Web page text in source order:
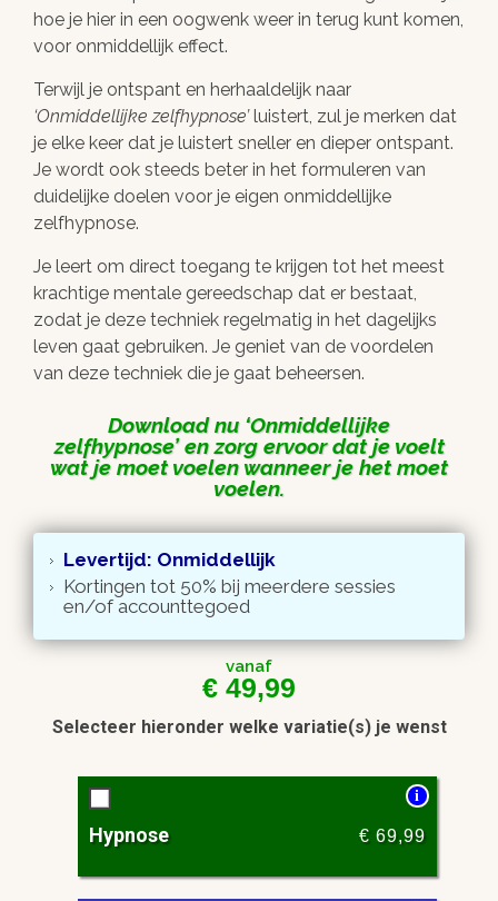
hoe je hier in een oogwenk weer in terug kunt komen,
voor onmiddellijk effect.
Terwijl je ontspant en herhaaldelijk naar
Onmiddellijke zelfhypnoseluistert, zul je merken dat
je elke keer dat je luistert sneller en dieper ontspant.
Je wordt ook steeds beter in het formuleren van
duidelijke doelen voor je eigen onmiddellijke
zelfhypnose.
Je leert om direct toegang te krijgen tot het meest
krachtige mentale gereedschap dat er bestaat,
zodat je deze techniek regelmatig in het dagelijks
leven gaat gebruiken. Je geniet van de voordelen
van deze techniek die je gaat beheersen.
Download nu Onmiddellijke
zelfhypnose en zorg ervoor dat je voelt
wat je moet voelen wanneer je het moet
voelen.
Levertijd: Onmiddellijk
Kortingen tot 50% bij meerdere sessies
en/of accounttegoed
vanaf
€ 49,99
Selecteer hieronder welke variatie(s) je wenst
i
Hypnose € 69,99